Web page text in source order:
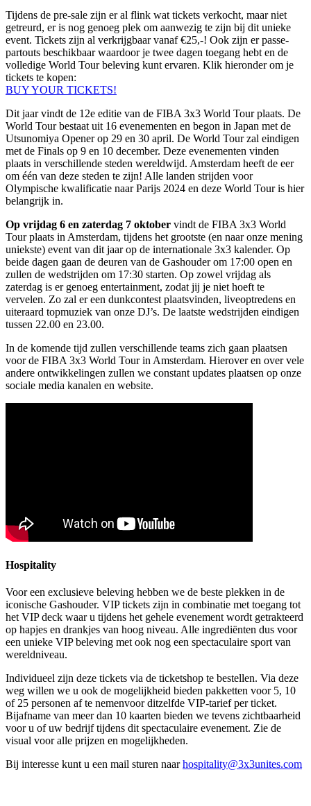
Tijdens de pre-sale zijn er al flink wat tickets verkocht, maar niet
getreurd, er is nog genoeg plek om aanwezig te zijn bij dit unieke
event. Tickets zijn al verkrijgbaar vanaf €25,-! Ook zijn er passe-
partouts beschikbaar waardoor je twee dagen toegang hebt en de
volledige World Tour beleving kunt ervaren. Klik hieronder om je
tickets te kopen:
BUY YOUR TICKETS!
Dit jaar vindt de 12e editie van de FIBA 3x3 World Tour plaats. De
World Tour bestaat uit 16 evenementen en begon in Japan met de
Utsunomiya Opener op 29 en 30 april. De World Tour zal eindigen
met de Finals op 9 en 10 december. Deze evenementen vinden
plaats in verschillende steden wereldwijd. Amsterdam heeft de eer
om één van deze steden te zijn! Alle landen strijden voor
Olympische kwalificatie naar Parijs 2024 en deze World Tour is hier
belangrijk in.
Op vrijdag 6 en zaterdag 7 oktober vindt de FIBA 3x3 World
Tour plaats in Amsterdam, tijdens het grootste (en naar onze mening
uniekste) event van dit jaar op de internationale 3x3 kalender. Op
beide dagen gaan de deuren van de Gashouder om 17:00 open en
zullen de wedstrijden om 17:30 starten. Op zowel vrijdag als
zaterdag is er genoeg entertainment, zodat jij je niet hoeft te
vervelen. Zo zal er een dunkcontest plaatsvinden, liveoptredens en
uiteraard topmuziek van onze DJ’s. De laatste wedstrijden eindigen
tussen 22.00 en 23.00.
In de komende tijd zullen verschillende teams zich gaan plaatsen
voor de FIBA 3x3 World Tour in Amsterdam. Hierover en over vele
andere ontwikkelingen zullen we constant updates plaatsen op onze
sociale media kanalen en website.
Hospitality
Voor een exclusieve beleving hebben we de beste plekken in de
iconische Gashouder. VIP tickets zijn in combinatie met toegang tot
het VIP deck waar u tijdens het gehele evenement wordt getrakteerd
op hapjes en drankjes van hoog niveau. Alle ingrediënten dus voor
een unieke VIP beleving met ook nog een spectaculaire sport van
wereldniveau.
Individueel zijn deze tickets via de ticketshop te bestellen. Via deze
weg willen we u ook de mogelijkheid bieden pakketten voor 5, 10
of 25 personen af te nemenvoor ditzelfde VIP-tarief per ticket.
Bijafname van meer dan 10 kaarten bieden we tevens zichtbaarheid
voor u of uw bedrijf tijdens dit spectaculaire evenement. Zie de
visual voor alle prijzen en mogelijkheden.
Bij interesse kunt u een mail sturen naarhospitality@3x3unites.com